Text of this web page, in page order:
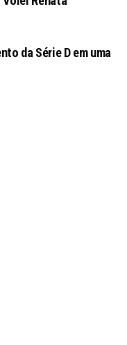
da Série D em uma